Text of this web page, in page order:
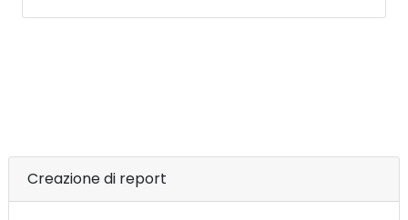
Creazione di report